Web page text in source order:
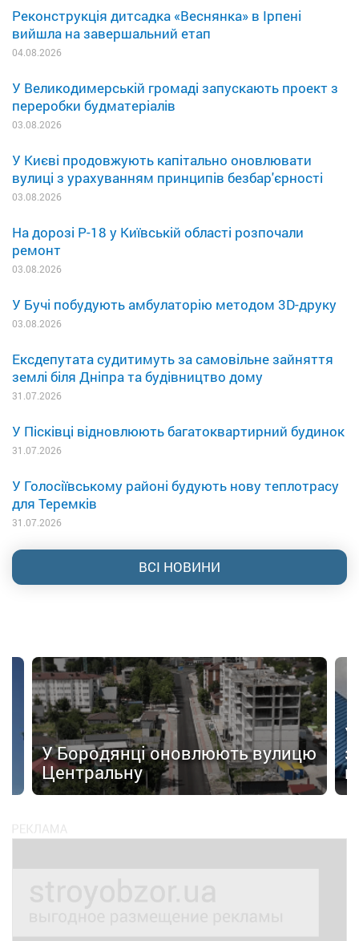
Реконструкція дитсадка «Веснянка» в Ірпені
вийшла на завершальний етап
04.08.2026
У Великодимерській громаді запускають проект з
переробки будматеріалів
03.08.2026
У Києві продовжують капітально оновлювати
вулиці з урахуванням принципів безбар'єрності
03.08.2026
На дорозі Р-18 у Київській області розпочали
ремонт
03.08.2026
У Бучі побудують амбулаторію методом 3D-друку
03.08.2026
Ексдепутата судитимуть за самовільне зайняття
землі біля Дніпра та будівництво дому
31.07.2026
У Пісківці відновлюють багатоквартирний будинок
31.07.2026
У Голосіївському районі будують нову теплотрасу
для Теремків
31.07.2026
ВСІ НОВИНИ
У Бородянці оновлюють вулицю
Центральну
У